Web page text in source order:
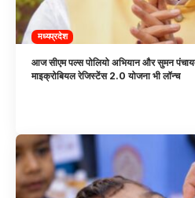
मध्यप्रदेश
आज सीएम पल्स पोलियो अभियान और सुमन
माइक्रोबियल रेजिस्टेंस 2.0 योजना भी लॉन्च